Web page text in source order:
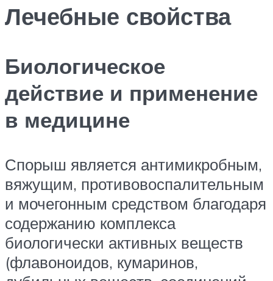
Лечебные свойства
Биологическое
действие и применение
в медицине
Спорыш является антимикробным,
вяжущим, противовоспалительным
и мочегонным средством благодаря
содержанию комплекса
биологически активных веществ
(флавоноидов, кумаринов,